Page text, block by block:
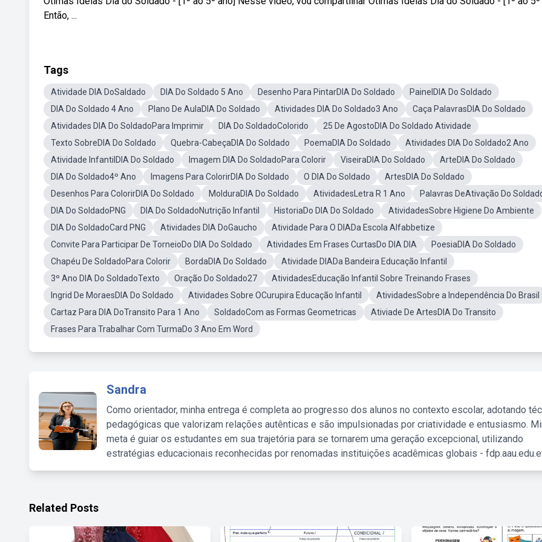
Então, ...
Tags
Atividade DIA DoSaldado DIA Do Soldado 5 Ano Desenho Para PintarDIA Do Soldado
PainelDIA Do Soldado
DIA Do Soldado 4 Ano
Plano De AulaDIA Do Soldado Atividades DIA Do Soldado3 Ano
Caça PalavrasDIA Do Soldado
Atividades DIA Do SoldadoPara Imprimir
DIA Do SoldadoColorido
25 De AgostoDIA Do Soldado Atividade
Texto SobreDIA Do Soldado
Quebra-CabeçaDIA Do Soldado PoemaDIA Do Soldado
Atividades DIA Do Soldado2 Ano
Atividade InfantilDIA Do Soldado
Imagem DIA Do SoldadoPara Colorir ViseiraDIA Do Soldado
ArteDIA Do Soldado
DIA Do Soldado4º Ano
Imagens Para ColorirDIA Do Soldado O DIA Do Soldado
ArtesDIA Do Soldado
Desenhos Para ColorirDIA Do Soldado
MolduraDIA Do Soldado AtividadesLetra R 1 Ano
Palavras DeAtivação Do
DIA Do SoldadoPNG
DIA Do SoldadoNutrição Infantil HistoriaDo DIA Do Soldado
AtividadesSobre Higiene Do Ambiente
DIA Do SoldadoCard PNG
Atividades DIA DoGaucho
Atividade Para O DIADa Escola Alfabbetize
Convite Para Participar De TorneioDo DIA Do Soldado
Atividades Em Frases CurtasDo DIA DIA
PoesiaDIA Do Soldado
Chapéu De SoldadoPara Colorir
BordaDIA Do Soldado
Atividade DIADa Bandeira Educação Infantil
3º Ano DIA Do SoldadoTexto
Oração Do Soldado27
AtividadesEducação Infantil Sobre Treinando Frases
Ingrid De MoraesDIA Do Soldado
Atividades Sobre OCurupira Educação Infantil
AtividadesSobre a Independência Do Brasil
Cartaz Para DIA DoTransito Para 1 Ano
SoldadoCom as Formas Geometricas
Ativiade De ArtesDIA Do Transito
Frases Para Trabalhar Com TurmaDo 3 Ano Em Word
Sandra
Como orientador, minha entrega é completa ao progresso dos alunos no contexto escolar, adotando
pedagógicas que valorizam relações autênticas e são impulsionadas por criatividade e entusiasmo.
meta é guiar os estudantes em sua trajetória para se tornarem uma geração excepcional, utilizando
estratégias educacionais reconhecidas por renomadas instituições acadêmicas globais -
Related Posts